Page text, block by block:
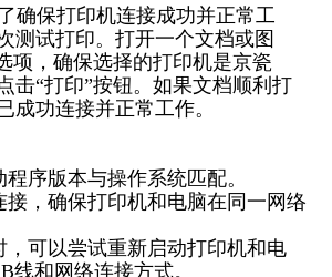
确保打印机连接成功并正常工
测试打印。打开一个文档或图
项，确保选择的打印机是京瓷
击“打印”按钮。如果文档顺利打
成功连接并正常工作。
序版本与操作系统匹配。
接，确保打印机和电脑在同一网络
，可以尝试重新启动打印机和电
线和网络连接方式。